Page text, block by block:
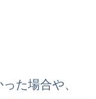
た場合や、